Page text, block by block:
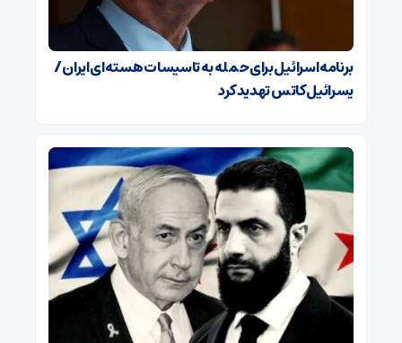
برنامه اسرائیل برای حمله به تاسیسات هسته‌ای ایران /
یسرائیل کاتس تهدید کرد